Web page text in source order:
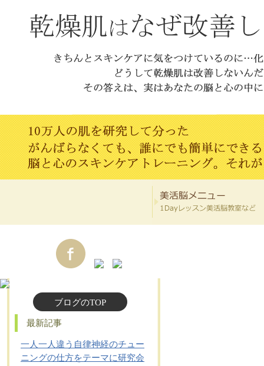
ブログのTOP
最新記事
一人一人違う自律神経のチュー
ニングの仕方をテーマに研究会